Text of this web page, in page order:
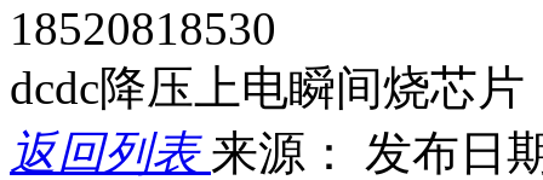
18520818530
dcdc降压上电瞬间烧芯
返回列表来源： 发布日